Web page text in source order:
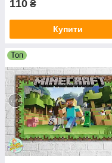
110 ₴
Купити
Топ